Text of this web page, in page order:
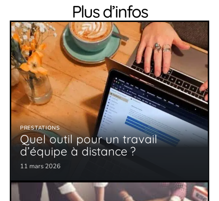
Plus d’infos
PRESTATIONS
Quel outil pour un travail
d’équipe à distance ?
11 mars 2026